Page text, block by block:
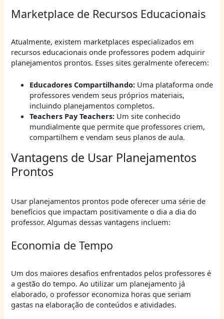
Marketplace de Recursos Educacionais
Atualmente, existem marketplaces especializados em
recursos educacionais onde professores podem adquirir
planejamentos prontos. Esses sites geralmente oferecem:
Educadores Compartilhando:Uma plataforma onde
professores vendem seus próprios materiais,
incluindo planejamentos completos.
Teachers Pay Teachers:Um site conhecido
mundialmente que permite que professores criem,
compartilhem e vendam seus planos de aula.
Vantagens de Usar Planejamentos
Prontos
Usar planejamentos prontos pode oferecer uma série de
benefícios que impactam positivamente o dia a dia do
professor. Algumas dessas vantagens incluem:
Economia de Tempo
Um dos maiores desafios enfrentados pelos professores é
a gestão do tempo. Ao utilizar um planejamento já
elaborado, o professor economiza horas que seriam
gastas na elaboração de conteúdos e atividades.